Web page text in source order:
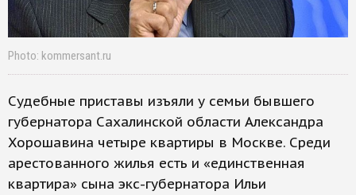
Photo: kommersant.ru
Судебные приставы изъяли у семьи бывшего
губернатора Сахалинской области Александра
Хорошавина четыре квартиры в Москве. Среди
арестованного жилья есть и «единственная
квартира» сына экс-губернатора Ильи